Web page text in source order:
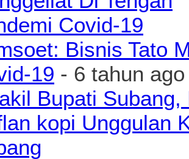
Bisnis Tato
19 - 6 tahun ago